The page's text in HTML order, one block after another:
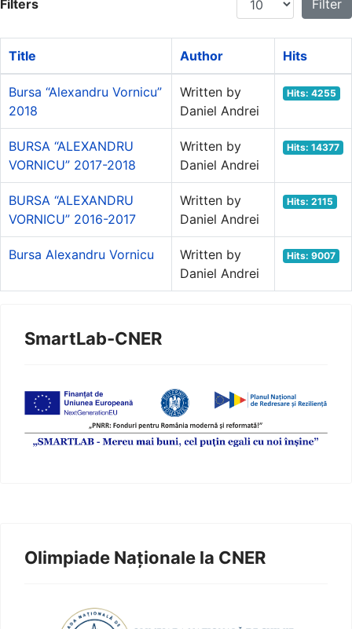
Filters Filter
Title Author Hits
Bursa “Alexandru Vornicu”
2018
Written by
Daniel Andrei
Hits: 4255
BURSA “ALEXANDRU
VORNICU” 2017-2018
Written by
Daniel Andrei
Hits: 14377
BURSA “ALEXANDRU
VORNICU” 2016-2017
Written by
Daniel Andrei
Hits: 2115
Bursa Alexandru Vornicu
Written by
Daniel Andrei
Hits: 9007
SmartLab-CNER
Olimpiade Naționale la CNER